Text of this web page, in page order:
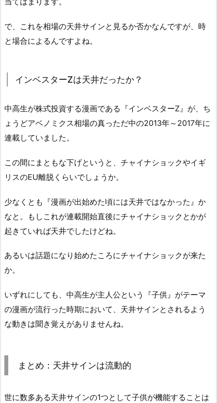
で、これを相場の天井サインと見るか否かなんですが、時
と場合によるんですよね。
インベスターZは天井だったか？
中高生が株式投資する漫画である『インベスターZ』が、ち
ょうどアベノミクス相場の真っただ中の2013年～2017年に
連載していました。
この間にまともな下げというと、チャイナショックやイギ
リスのEU離脱くらいでしょうか。
少なくとも『漫画が出始めた頃には天井ではなかった』か
なと。もしこれが連載開始直後にチャイナショックとかが
起きていれば天井でしたけどね。
あるいは話題になり始めたころにチャイナショックが来た
か。
いずれにしても、中高生が主人公という『子供』がテーマ
の漫画が流行った時期において、天井サインとされるよう
な動きは聞き覚えがありませんね。
まとめ：天井サインは流動的
世に数多ある天井サインの1つとして子供が機能することは